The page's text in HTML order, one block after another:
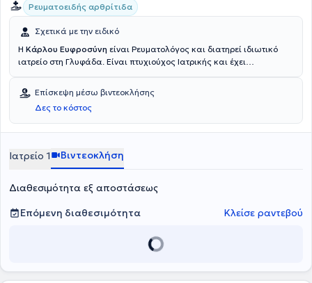
Ρευματοειδής αρθρίτιδα
Σχετικά με την ειδικό
Η Κάρλου Ευφροσύνη είναι Ρευματολόγος και διατηρεί ιδιωτικό
ιατρείο στη Γλυφάδα. Είναι πτυχιούχος Ιατρικής και έχει
Ειδικεύτηκε στη Ρευματολογία στο Γενικό Νοσοκομείο "Ασκληπιείο"
Βούλας και διατελεί Ρευματολόγος στο ΙΚΑ Αργυρούπολης από το
1999. Έχει παρακολουθήσει πλήθος συνεδριών, με στόχο τη συνεχή
επιμόρφωση στο τομέα της ειδίκευσης της. Τέλος, η γιατρός είναι
Εταιρείας Μεταβολισμού των Οστών.
Επίσκεψη μέσω βιντεοκλήσης
Δες το κόστος
Ιατρείο 1 Βιντεοκλήση
Διαθεσιμότητα εξ αποστάσεως
Επόμενη διαθεσιμότητα
Κλείσε ραντεβού